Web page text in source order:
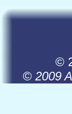
©
© 2009